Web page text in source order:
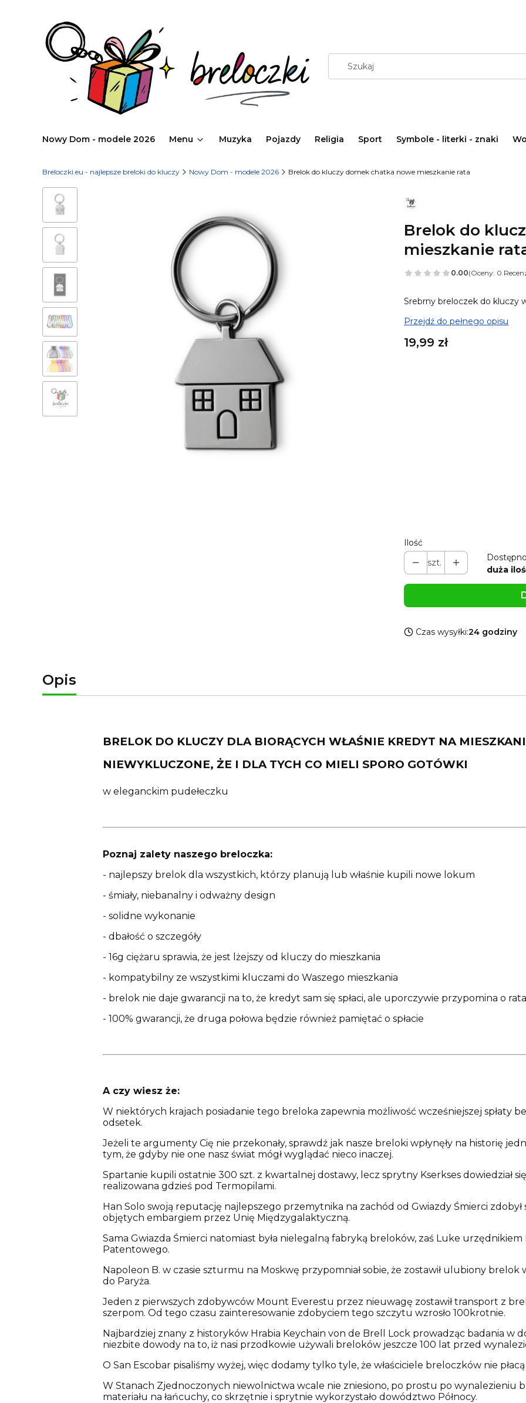
Nowy Dom - modele 2026 Menu Muzyka Pojazdy Religia Sport Symbole - literki - znaki
Breloczki.eu - najlepsze breloki do kluczy Nowy Dom - modele 2026 Brelok do kluczy domek chatka nowe mieszkanie rata
Brelok do
mieszkanie
0.00(Oceny: 0
Srebrny breloczek do kluczy
Przejdź do pełnego opisu
Cena
19,99 zł
Ilość
szt.
duża
Czas wysyłki:24 godziny
Opis
BRELOK DO KLUCZY DLA BIORĄCYCH WŁAŚNIE KREDYT NA
NIEWYKLUCZONE, ŻE I DLA TYCH CO MIELI SPORO GOTÓWKI
w eleganckim pudełeczku
Poznaj zalety naszego breloczka:
- najlepszy brelok dla wszystkich, którzy planują lub właśnie kupili nowe lokum
- śmiały, niebanalny i odważny design
- solidne wykonanie
- dbałość o szczegóły
- 16g ciężaru sprawia, że jest lżejszy od kluczy do mieszkania
- kompatybilny ze wszystkimi kluczami do Waszego mieszkania
- brelok nie daje gwarancji na to, że kredyt sam się spłaci, ale uporczywie przypomina o
- 100% gwarancji, że druga połowa będzie również pamiętać o spłacie
A czy wiesz że:
W niektórych krajach posiadanie tego breloka zapewnia możliwość wcześniejszej spłaty
odsetek.
Jeżeli te argumenty Cię nie przekonały, sprawdź jak nasze breloki wpłynęły na historię
tym, że gdyby nie one nasz świat mógł wyglądać nieco inaczej.
Spartanie kupili ostatnie 300 szt. z kwartalnej dostawy, lecz sprytny Kserkses dowiedział
realizowana gdzieś pod Termopilami.
Han Solo swoją reputację najlepszego przemytnika na zachód od Gwiazdy Śmierci
objętych embargiem przez Unię Międzygalaktyczną.
Sama Gwiazda Śmierci natomiast była nielegalną fabryką breloków, zaś Luke
Patentowego.
Napoleon B. w czasie szturmu na Moskwę przypomniał sobie, że zostawił ulubiony brelok
do Paryża.
Jeden z pierwszych zdobywców Mount Everestu przez nieuwagę zostawił transport z
szerpom. Od tego czasu zainteresowanie zdobyciem tego szczytu wzrosło 100krotnie.
Najbardziej znany z historyków Hrabia Keychain von de Brell Lock prowadząc badania w
niezbite dowody na to, iż nasi przodkowie używali breloków jeszcze 100 lat przed
O San Escobar pisaliśmy wyżej, więc dodamy tylko tyle, że właściciele breloczków nie
W Stanach Zjednoczonych niewolnictwa wcale nie zniesiono, po prostu po wynalezieniu
materiału na łańcuchy, co skrzętnie i sprytnie wykorzystało dowództwo Północy.